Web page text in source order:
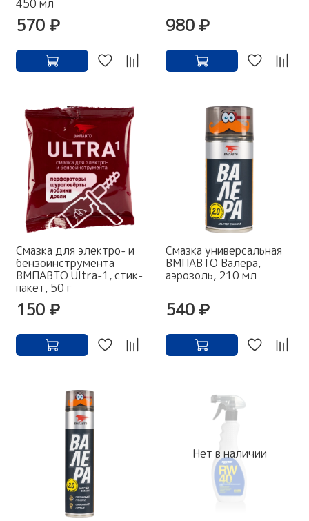
450 мл
570 ₽ 980 ₽
Смазка для электро- и
бензоинструмента
ВМПАВТО Ultra-1, стик-
пакет, 50 г
150 ₽
Смазка универсальная
ВМПАВТО Валера,
аэрозоль, 210 мл
540 ₽
Нет в наличии